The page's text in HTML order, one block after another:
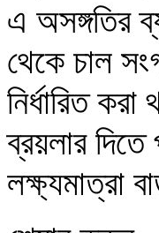
এ অসঙ্গতির
থেকে চাল
নির্ধারিত
ব্রয়লার দিতে
লক্ষ্যমাত্রা